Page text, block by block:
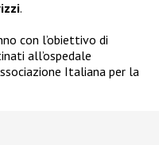
.
con l’obiettivo di
all’ospedale
Italiana per la